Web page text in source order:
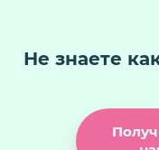
Не знаете